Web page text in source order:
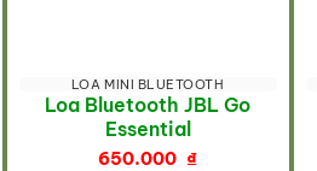
LOA MINI BLUETOOTH
Loa Bluetooth JBL Go
Essential
650.000 ₫